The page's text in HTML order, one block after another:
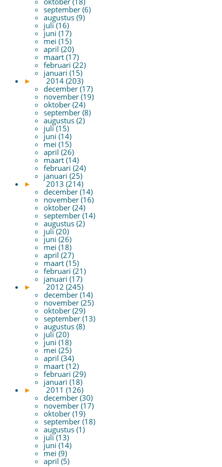
september (6)
augustus (9)
juli (16)
juni (17)
mei (15)
april (20)
maart (17)
februari (22)
januari (15)
►
2014 (203)
december (17)
november (19)
oktober (24)
september (8)
augustus (2)
juli (15)
juni (14)
mei (15)
april (26)
maart (14)
februari (24)
januari (25)
►
2013 (214)
december (14)
november (16)
oktober (24)
september (14)
augustus (2)
juli (20)
juni (26)
mei (18)
april (27)
maart (15)
februari (21)
januari (17)
►
2012 (245)
december (14)
november (25)
oktober (29)
september (13)
augustus (8)
juli (20)
juni (18)
mei (25)
april (34)
maart (12)
februari (29)
januari (18)
►
2011 (126)
december (30)
november (17)
oktober (19)
september (18)
augustus (1)
juli (13)
juni (14)
mei (9)
april (5)